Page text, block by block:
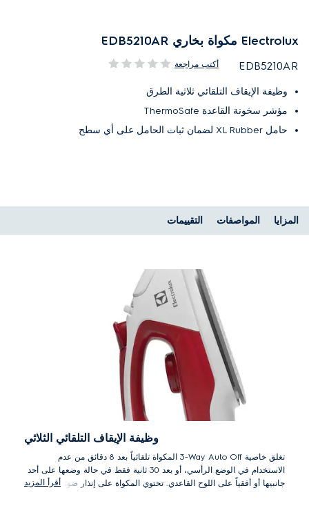
Electrolux مكواة بخاري EDB5210AR
EDB5210AR أكتب مراجعة
وظيفة الإيقاف التلقائي ثلاثية الطرق
مؤشر سخونة القاعدة ThermoSafe
حامل XL Rubber لضمان ثبات الحامل على أي سطح
المزايا المواصفات التقييمات
وظيفة الإيقاف التلقائي الثلاثي
تغلق خاصية 3‎-Way Auto Off المكواة تلقائياً بعد 8 دقائق من عدم
الاستخدام في الوضع الرأسي، أو بعد 30 ثانية فقط في حالة وضعها على أحد
جانبيها أو أفقياً على اللوح القاعدي. تحتوي المكواة على إنذار ضوئي ينذرك
أقرأ المزيد